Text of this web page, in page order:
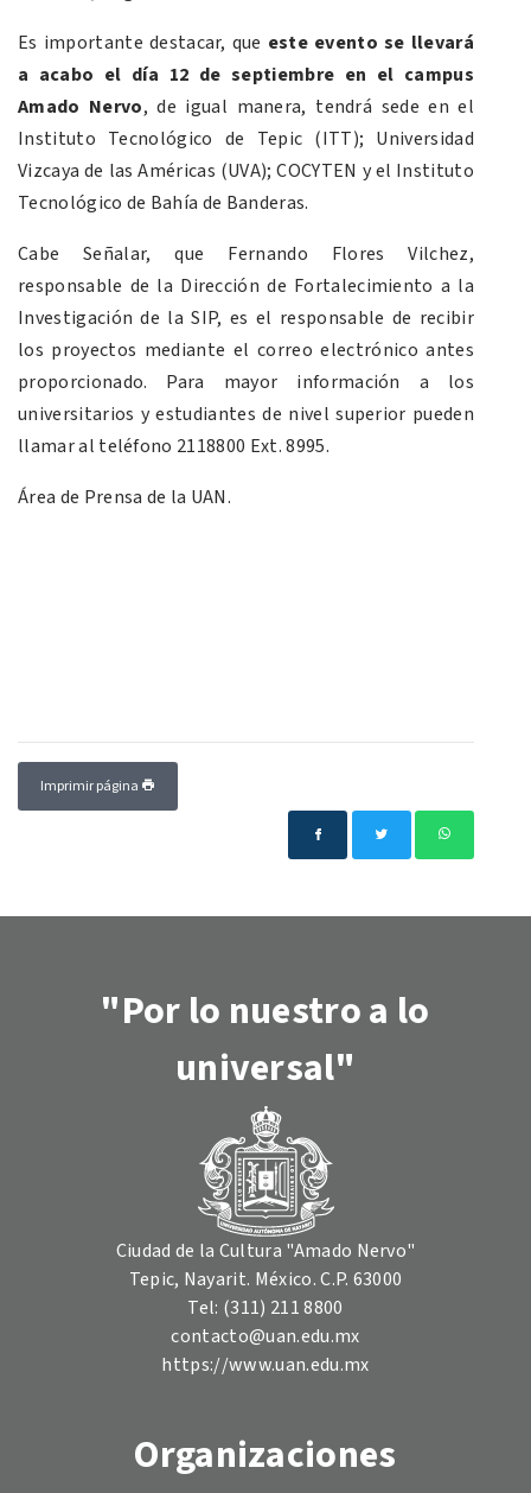
Es importante destacar, que este evento se llevará
a acabo el día 12 de septiembre en el campus
Amado Nervo, de igual manera, tendrá sede en el
Instituto Tecnológico de Tepic (ITT); Universidad
Vizcaya de las Américas (UVA); COCYTEN y el Instituto
Tecnológico de Bahía de Banderas.
Cabe Señalar, que Fernando Flores Vilchez,
responsable de la Dirección de Fortalecimiento a la
Investigación de la SIP, es el responsable de recibir
los proyectos mediante el correo electrónico antes
proporcionado. Para mayor información a los
universitarios y estudiantes de nivel superior pueden
llamar al teléfono 2118800 Ext. 8995.
Área de Prensa de la UAN.
Imprimir página
"Por lo nuestro a lo
universal"
Ciudad de la Cultura "Amado Nervo"
Tepic, Nayarit. México. C.P. 63000
Tel: (311) 211 8800
contacto@uan.edu.mx
https://www.uan.edu.mx
Organizaciones